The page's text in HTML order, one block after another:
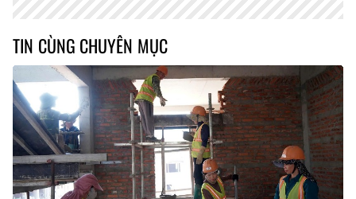
TIN CÙNG CHUYÊN MỤC